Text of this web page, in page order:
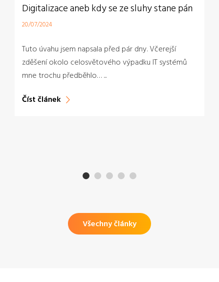
Digitalizace aneb kdy se ze sluhy stane pán
20/07/2024
Tuto úvahu jsem napsala před pár dny. Včerejší
zděšení okolo celosvětového výpadku IT systémů
mne trochu předběhlo… ...
Číst článek
Všechny články